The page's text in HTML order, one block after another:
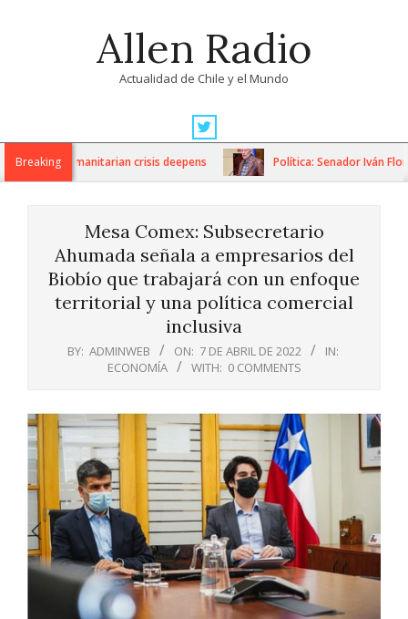
Allen Radio
Actualidad de Chile y el Mundo
Navigation
MenuBreaking
as humanitarian crisis deepens Política: Senador Iván
Mesa Comex: Subsecretario
Ahumada señala a empresarios del
Biobío que trabajará con un enfoque
territorial y una política comercial
inclusiva
BY: ADMINWEB ON: 7 DE ABRIL DE 2022
IN:
ECONOMÍA
WITH: 0 COMMENTS